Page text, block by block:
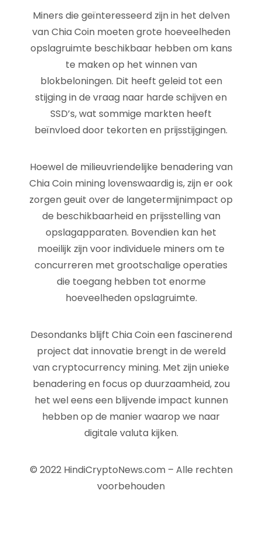
Miners die geïnteresseerd zijn in het delven
van Chia Coin moeten grote hoeveelheden
opslagruimte beschikbaar hebben om kans
te maken op het winnen van
blokbeloningen. Dit heeft geleid tot een
stijging in de vraag naar harde schijven en
SSD’s, wat sommige markten heeft
beïnvloed door tekorten en prijsstijgingen.
Hoewel de milieuvriendelijke benadering van
Chia Coin mining lovenswaardig is, zijn er ook
zorgen geuit over de langetermijnimpact op
de beschikbaarheid en prijsstelling van
opslagapparaten. Bovendien kan het
moeilijk zijn voor individuele miners om te
concurreren met grootschalige operaties
die toegang hebben tot enorme
hoeveelheden opslagruimte.
Desondanks blijft Chia Coin een fascinerend
project dat innovatie brengt in de wereld
van cryptocurrency mining. Met zijn unieke
benadering en focus op duurzaamheid, zou
het wel eens een blijvende impact kunnen
hebben op de manier waarop we naar
digitale valuta kijken.
© 2022 HindiCryptoNews.com – Alle rechten
voorbehouden